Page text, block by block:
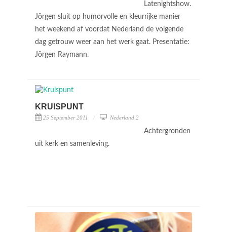
Latenightshow.
Jörgen sluit op humorvolle en kleurrijke manier
het weekend af voordat Nederland de volgende
dag getrouw weer aan het werk gaat. Presentatie:
Jörgen Raymann.
KRUISPUNT
25 September 2011 Nederland 2
Achtergronden
uit kerk en samenleving.